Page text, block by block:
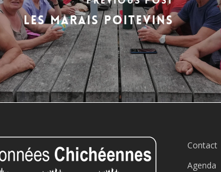
LES MARAIS POITEVINS
Contact
Agenda